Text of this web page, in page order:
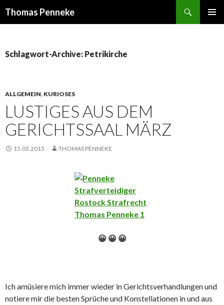
Thomas Penneke
Schlagwort-Archive: Petrikirche
ALLGEMEIN, KURIOSES
LUSTIGES AUS DEM
GERICHTSSAAL MÄRZ
15.03.2015 THOMAS PENNEKE
😀 😀 😀
Ich amüsiere mich immer wieder in Gerichtsverhandlungen und
notiere mir die besten Sprüche und Konstellationen in und aus